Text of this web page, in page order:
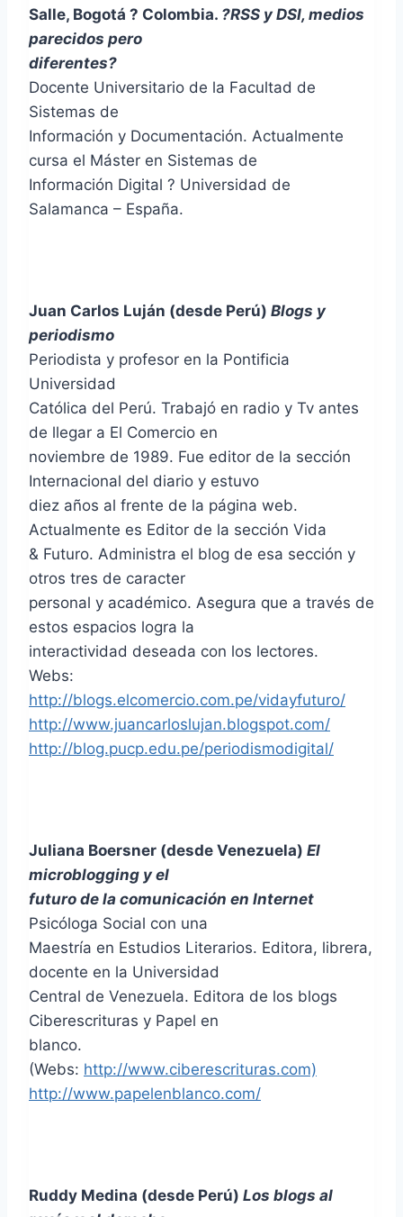
Salle, Bogotá ? Colombia. ?RSS y DSI, medios
parecidos pero
diferentes?
Docente Universitario de la Facultad de
Sistemas de
Información y Documentación. Actualmente
cursa el Máster en Sistemas de
Información Digital ? Universidad de
Salamanca – España.
Juan Carlos Luján (desde Perú) Blogs y
periodismo
Periodista y profesor en la Pontificia
Universidad
Católica del Perú. Trabajó en radio y Tv antes
de llegar a El Comercio en
noviembre de 1989. Fue editor de la sección
Internacional del diario y estuvo
diez años al frente de la página web.
Actualmente es Editor de la sección Vida
& Futuro. Administra el blog de esa sección y
otros tres de caracter
personal y académico. Asegura que a través de
estos espacios logra la
interactividad deseada con los lectores.
Webs:
http://blogs.elcomercio.com.pe/vidayfuturo/
http://www.juancarloslujan.blogspot.com/
http://blog.pucp.edu.pe/periodismodigital/
Juliana Boersner (desde Venezuela) El
microblogging y el
futuro de la comunicación en Internet
Psicóloga Social con una
Maestría en Estudios Literarios. Editora, librera,
docente en la Universidad
Central de Venezuela. Editora de los blogs
Ciberescrituras y Papel en
blanco.
(Webs: http://www.ciberescrituras.com)
http://www.papelenblanco.com/
Ruddy Medina (desde Perú) Los blogs al